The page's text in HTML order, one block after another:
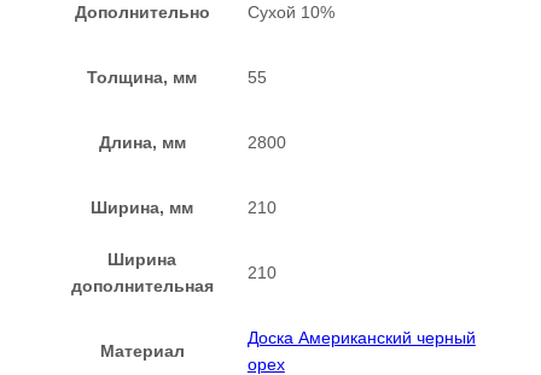
Дополнительно Сухой 10%
Толщина, мм 55
Длина, мм 2800
Ширина, мм 210
Ширина
дополнительная
210
Материал
Доска Американский черный
орех